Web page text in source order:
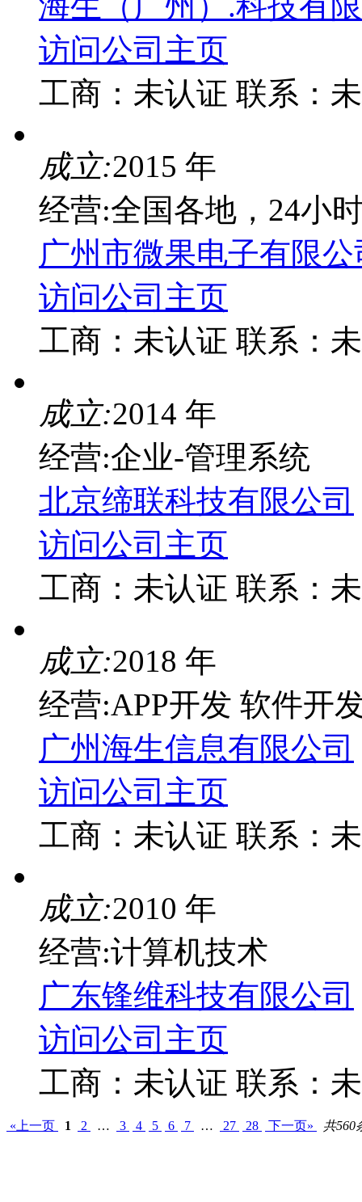
访问公司主页
工商： 未认证 联系：
成立:2015 年
经营:全国各地，24小
广州市微果电子有限公
访问公司主页
工商： 未认证 联系：
成立:2014 年
经营:企业-管理系统
北京缔联科技有限公司
访问公司主页
工商： 未认证 联系：
成立:2018 年
经营:APP开发 软件开
广州海生信息有限公司
访问公司主页
工商： 未认证 联系：
成立:2010 年
经营:计算机技术
广东锋维科技有限公司
访问公司主页
工商： 未认证 联系：
«上一页 1 2 … 3 4 5 6 7 … 27 28 下一页» 共560